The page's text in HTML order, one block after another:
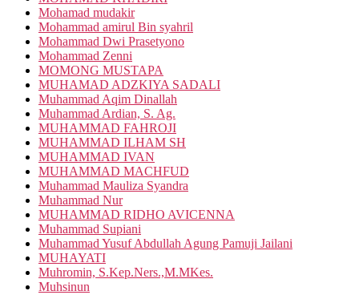
Mohamad mudakir
Mohammad amirul Bin syahril
Mohammad Dwi Prasetyono
Mohammad Zenni
MOMONG MUSTAPA
MUHAMAD ADZKIYA SADALI
Muhammad Aqim Dinallah
Muhammad Ardian, S. Ag.
MUHAMMAD FAHROJI
MUHAMMAD ILHAM SH
MUHAMMAD IVAN
MUHAMMAD MACHFUD
Muhammad Mauliza Syandra
Muhammad Nur
MUHAMMAD RIDHO AVICENNA
Muhammad Supiani
Muhammad Yusuf Abdullah Agung Pamuji Jailani
MUHAYATI
Muhromin, S.Kep.Ners.,M.MKes.
Muhsinun